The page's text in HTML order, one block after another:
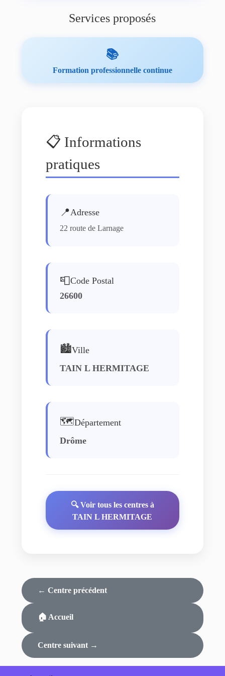
Services proposés
📚
Formation professionnelle continue
📋 Informations
pratiques
📍Adresse
22 route de Larnage
📮Code Postal
26600
🏙️Ville
TAIN L HERMITAGE
🗺️Département
Drôme
🔍 Voir tous les centres à
TAIN L HERMITAGE
← Centre précédent
🏠 Accueil
Centre suivant →